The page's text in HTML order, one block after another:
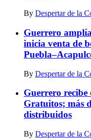
By Despertar de la
Guerrero
inicia venta de
By Despertar de la
Guerrero recibe
Gratuitos; más
distribuidos
By Despertar de la